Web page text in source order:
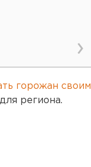
горожан своим
региона.